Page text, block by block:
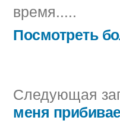
время.....
Посмотреть
Следующая
меня